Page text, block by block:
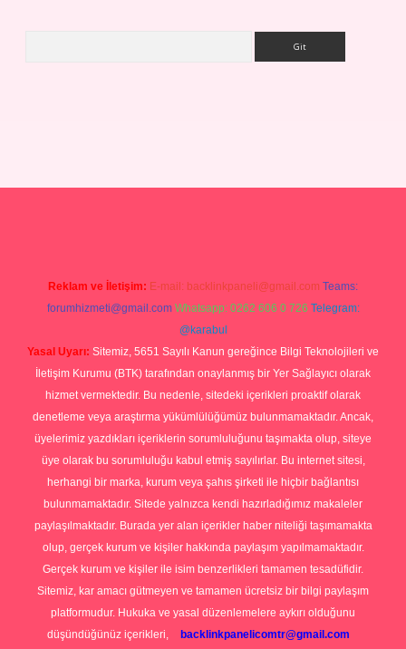
Reklam ve İletişim: E-mail: backlinkpaneli@gmail.com Teams:
forumhizmeti@gmail.com Whatsapp: 0262 606 0 726 Telegram:
@karabul
Yasal Uyarı: Sitemiz, 5651 Sayılı Kanun gereğince Bilgi Teknolojileri ve
İletişim Kurumu (BTK) tarafından onaylanmış bir Yer Sağlayıcı olarak
hizmet vermektedir. Bu nedenle, sitedeki içerikleri proaktif olarak
denetleme veya araştırma yükümlülüğümüz bulunmamaktadır. Ancak,
üyelerimiz yazdıkları içeriklerin sorumluluğunu taşımakta olup, siteye
üye olarak bu sorumluluğu kabul etmiş sayılırlar. Bu internet sitesi,
herhangi bir marka, kurum veya şahıs şirketi ile hiçbir bağlantısı
bulunmamaktadır. Sitede yalnızca kendi hazırladığımız makaleler
paylaşılmaktadır. Burada yer alan içerikler haber niteliği taşımamakta
olup, gerçek kurum ve kişiler hakkında paylaşım yapılmamaktadır.
Gerçek kurum ve kişiler ile isim benzerlikleri tamamen tesadüfidir.
Sitemiz, kar amacı gütmeyen ve tamamen ücretsiz bir bilgi paylaşım
platformudur. Hukuka ve yasal düzenlemelere aykırı olduğunu
düşündüğünüz içerikleri,
backlinkpanelicomtr@gmail.com